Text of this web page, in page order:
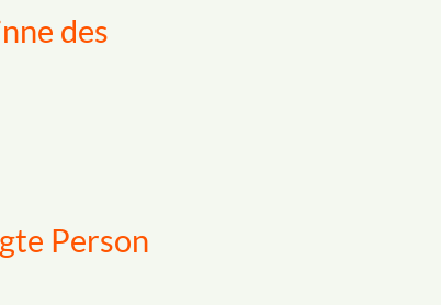
des
Person